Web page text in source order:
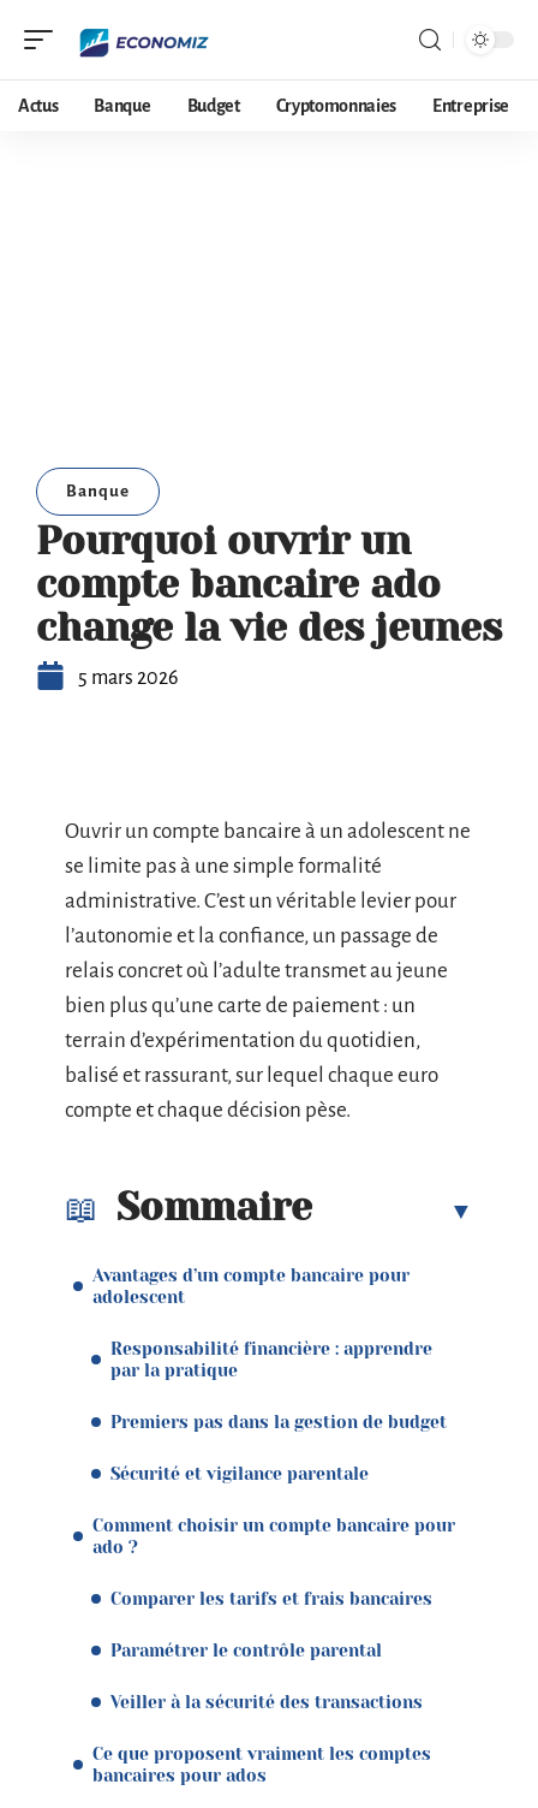
Actus Banque Budget Cryptomonnaies Entreprise
Banque
Pourquoi ouvrir un
compte bancaire ado
change la vie des jeunes
5 mars 2026
Ouvrir un compte bancaire à un adolescent ne
se limite pas à une simple formalité
administrative. C’est un véritable levier pour
l’autonomie et la confiance, un passage de
relais concret où l’adulte transmet au jeune
bien plus qu’une carte de paiement : un
terrain d’expérimentation du quotidien,
balisé et rassurant, sur lequel chaque euro
compte et chaque décision pèse.
Sommaire
Avantages d’un compte bancaire pour
adolescent
Responsabilité financière : apprendre
par la pratique
Premiers pas dans la gestion de budget
Sécurité et vigilance parentale
Comment choisir un compte bancaire pour
ado ?
Comparer les tarifs et frais bancaires
Paramétrer le contrôle parental
Veiller à la sécurité des transactions
Ce que proposent vraiment les comptes
bancaires pour ados